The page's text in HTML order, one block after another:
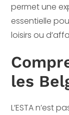
permet une
essentielle
loisirs ou
les
L’ESTA n’est